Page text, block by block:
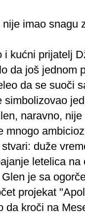
imao snagu
i kućni prijatelj
da još jednom
da se suoči
simbolizovao
naravno,
mnogo
duže
letelica
je sa
projekat
da kroči na